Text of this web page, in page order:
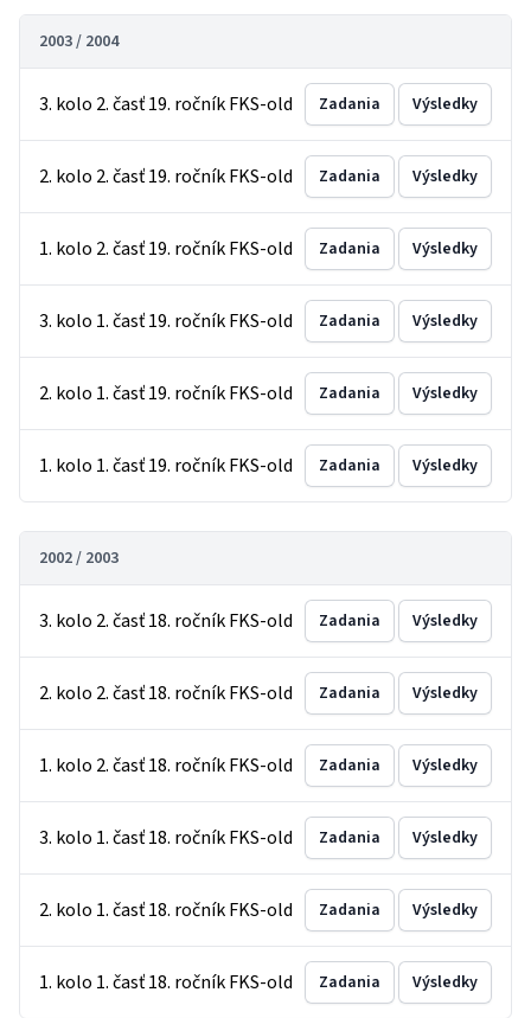
2003 / 2004
3. kolo 2. časť 19. ročník FKS-old Zadania Výsledky
2. kolo 2. časť 19. ročník FKS-old Zadania Výsledky
1. kolo 2. časť 19. ročník FKS-old Zadania Výsledky
3. kolo 1. časť 19. ročník FKS-old Zadania Výsledky
2. kolo 1. časť 19. ročník FKS-old Zadania Výsledky
1. kolo 1. časť 19. ročník FKS-old Zadania Výsledky
2002 / 2003
3. kolo 2. časť 18. ročník FKS-old Zadania Výsledky
2. kolo 2. časť 18. ročník FKS-old Zadania Výsledky
1. kolo 2. časť 18. ročník FKS-old Zadania Výsledky
3. kolo 1. časť 18. ročník FKS-old Zadania Výsledky
2. kolo 1. časť 18. ročník FKS-old Zadania Výsledky
1. kolo 1. časť 18. ročník FKS-old Zadania Výsledky